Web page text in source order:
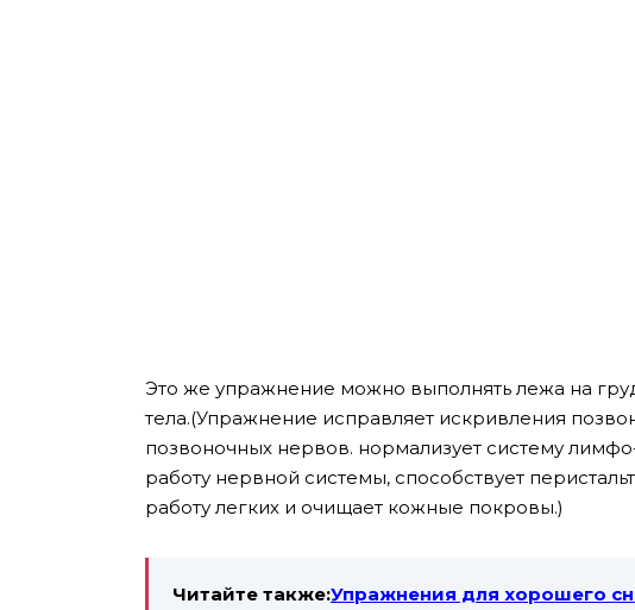
Это же упражнение можно выполнять лежа на
тела.(Упражнение исправляет искривления
позвоночных нервов. нормализует систему
работу нервной системы, способствует
работу легких и очищает кожные покровы.)
Читайте также:Упражнения для хорошего